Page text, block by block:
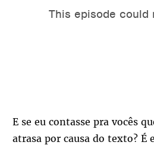
E se eu contasse pra vocês
atrasa por causa do texto? É